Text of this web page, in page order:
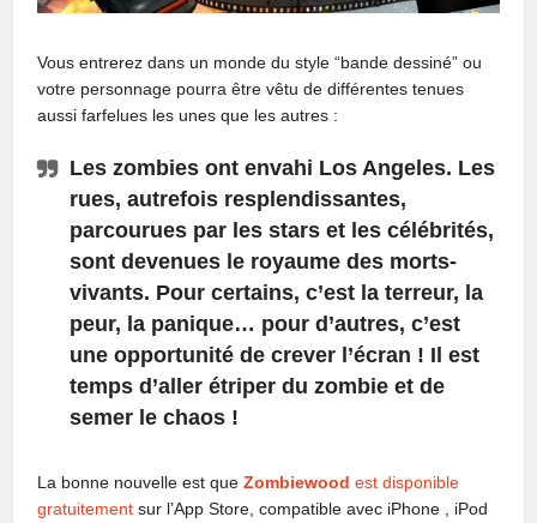
Vous entrerez dans un monde du style “bande dessiné” ou
votre personnage pourra être vêtu de différentes tenues
aussi farfelues les unes que les autres :
Les zombies ont envahi Los Angeles. Les
rues, autrefois resplendissantes,
parcourues par les stars et les célébrités,
sont devenues le royaume des morts-
vivants. Pour certains, c’est la terreur, la
peur, la panique… pour d’autres, c’est
une opportunité de crever l’écran ! Il est
temps d’aller étriper du zombie et de
semer le chaos !
La bonne nouvelle est queZombiewood est disponible
gratuitement sur l’App Store, compatible avec iPhone , iPod